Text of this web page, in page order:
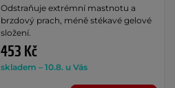
Odstraňuje extrémní mastnotu a
brzdový prach, méně stékavé gelové
složení.
453 Kč
skladem – 10.8. u Vás